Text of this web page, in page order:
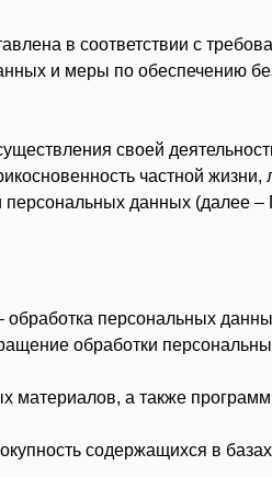
в соответствии с
и меры по
своей
частной жизни,
данных (далее
персональных
обработки
материалов, а также
содержащихся в